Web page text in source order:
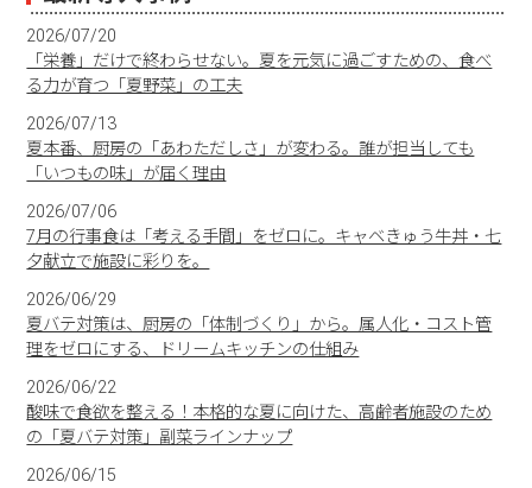
2026/07/20
「栄養」だけで終わらせない。夏を元気に過ごすための、食べ
る力が育つ「夏野菜」の工夫
2026/07/13
夏本番、厨房の「あわただしさ」が変わる。誰が担当しても
「いつもの味」が届く理由
2026/07/06
7月の行事食は「考える手間」をゼロに。キャベきゅう牛丼・七
夕献立で施設に彩りを。
2026/06/29
夏バテ対策は、厨房の「体制づくり」から。属人化・コスト管
理をゼロにする、ドリームキッチンの仕組み
2026/06/22
酸味で食欲を整える！本格的な夏に向けた、高齢者施設のため
の「夏バテ対策」副菜ラインナップ
2026/06/15